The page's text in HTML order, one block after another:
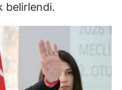
belirlendi.